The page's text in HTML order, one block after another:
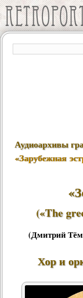
Аудиоархивы
«Зарубежная
(«The
(Дмитрий
Хор и